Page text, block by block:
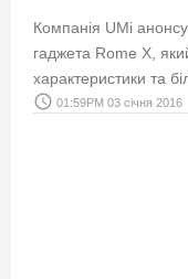
Компанія UMi
гаджета Rome X,
характеристики та
access_time 01:59PM 03 січня 2016